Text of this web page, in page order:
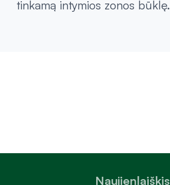
tinkamą intymios zonos būklę.
Naujienlaiškis